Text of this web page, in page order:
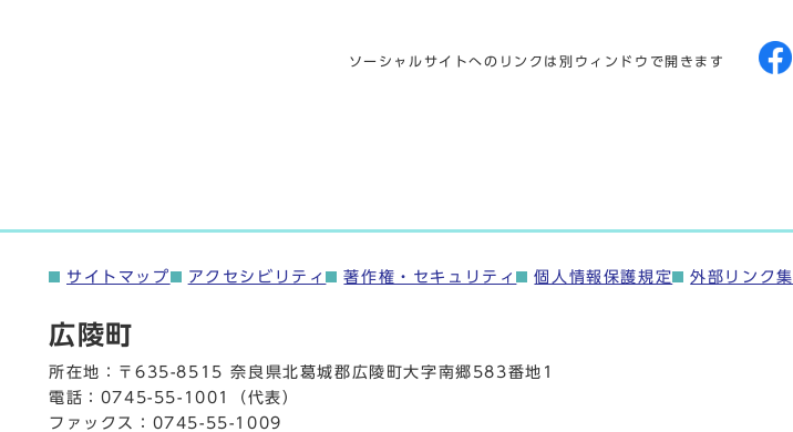
ソーシャルサイトへのリンクは別ウィンドウで開きます
サイトマップ アクセシビリティ 著作権・セキュリティ 個人情報保護規定 外部リンク集
広陵町
所在地：〒635-8515 奈良県北葛城郡広陵町大字南郷583番地1
電話： 0745-55-1001
（代表）
ファックス：0745-55-1009